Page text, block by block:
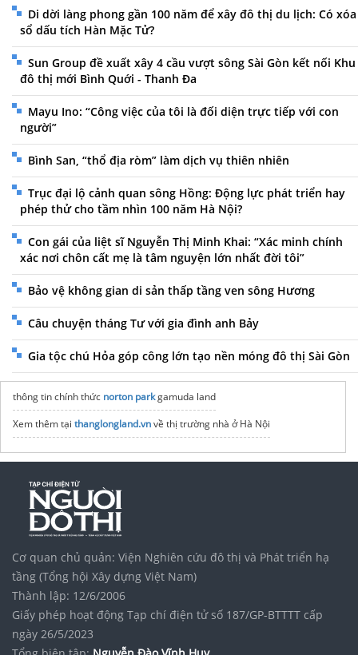
Di dời làng phong gần 100 năm để xây đô thị du lịch: Có xóa
sổ dấu tích Hàn Mặc Tử?
Sun Group đề xuất xây 4 cầu vượt sông Sài Gòn kết nối Khu
đô thị mới Bình Quới - Thanh Đa
Mayu Ino: “Công việc của tôi là đối diện trực tiếp với con
người”
Bình San, “thổ địa ròm” làm dịch vụ thiên nhiên
Trục đại lộ cảnh quan sông Hồng: Động lực phát triển hay
phép thử cho tầm nhìn 100 năm Hà Nội?
Con gái của liệt sĩ Nguyễn Thị Minh Khai: “Xác minh chính
xác nơi chôn cất mẹ là tâm nguyện lớn nhất đời tôi”
Bảo vệ không gian di sản thấp tầng ven sông Hương
Câu chuyện tháng Tư với gia đình anh Bảy
Gia tộc chú Hỏa góp công lớn tạo nền móng đô thị Sài Gòn
thông tin chính thức norton parkgamuda land
Xem thêm tại thanglongland.vnvề thị trường nhà ở Hà Nội
Cơ quan chủ quản: Viện Nghiên cứu đô thị và Phát triển hạ
tầng (Tổng hội Xây dựng Việt Nam)
Thành lập: 12/6/2006
Giấy phép hoạt động Tạp chí điện tử số 187/GP-BTTTT cấp
ngày 26/5/2023